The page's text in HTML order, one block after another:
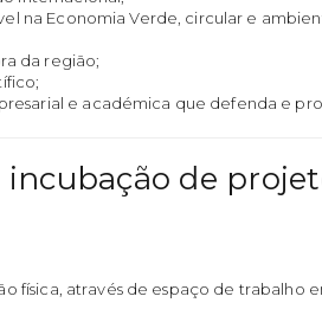
na Economia Verde, circular e
da região;
e académica que defenda e
de
física, através de espaço de